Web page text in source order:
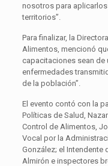
nosotros para
territorios”.
Para finalizar, la
Alimentos, mencionó
capacitaciones sean de
enfermedades
de la población”.
El evento contó con la
Políticas de Salud,
Control de Alimentos,
Vocal por la
González; el Intendente
Almirón e inspectores